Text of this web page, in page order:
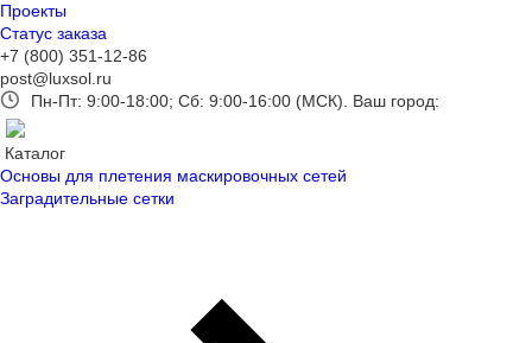
Проекты
Статус заказа
+7 (800) 351-12-86
post@luxsol.ru
Пн-Пт: 9:00-18:00; Сб: 9:00-16:00 (МСК). Ваш город:
Каталог
Основы для плетения маскировочных сетей
Заградительные сетки